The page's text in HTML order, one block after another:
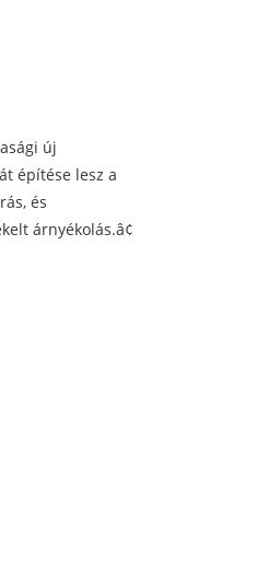
új
építése lesz a
és
árnyékolás.â¢